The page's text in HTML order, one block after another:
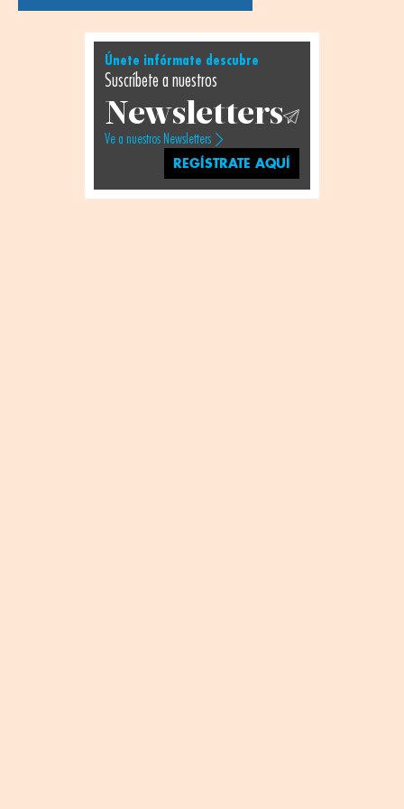
Únete infórmate descubre
Suscríbete a nuestros
Newsletters
Ve a nuestros Newsletters
REGÍSTRATE AQUÍ